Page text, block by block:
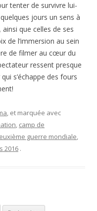
tenter de survivre lui-
jours un sens à
que celles de ses
de l’immersion au sein
de filmer au cœur du
ressent presque
s’échappe des fours
, et marquée avec
, camp de
guerre mondiale,
2016 .